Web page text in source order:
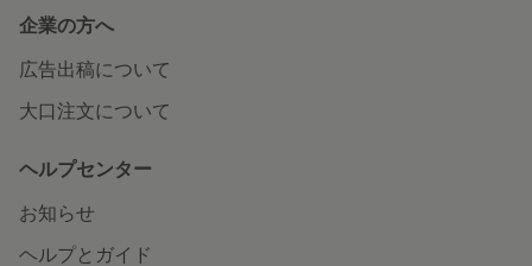
企業の方へ
広告出稿について
大口注文について
ヘルプセンター
お知らせ
ヘルプとガイド